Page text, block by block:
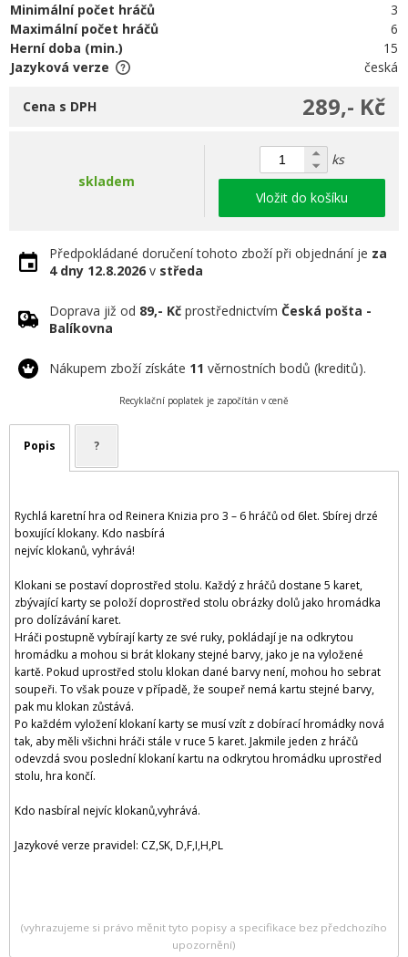
Minimální počet hráčů
3
Maximální počet hráčů
6
Herní doba (min.)
15
Jazyková verze
česká
289,- Kč
Cena s DPH
skladem
ks
Vložit do košíku
Předpokládané doručení tohoto zboží při objednání je za
4 dny 12.8.2026 v středa
Doprava již od 89,- Kč prostřednictvím Česká pošta -
Balíkovna
Nákupem zboží získáte 11 věrnostních bodů (kreditů).
Recyklační poplatek je započítán v ceně
Popis ?
Rychlá karetní hra od Reinera Knizia pro 3 – 6 hráčů od 6let. Sbírej drzé
boxující klokany. Kdo nasbírá
nejvíc klokanů, vyhrává!
Klokani se postaví doprostřed stolu. Každý z hráčů dostane 5 karet,
zbývající karty se položí doprostřed stolu obrázky dolů jako hromádka
pro dolízávání karet.
Hráči postupně vybírají karty ze své ruky, pokládají je na odkrytou
hromádku a mohou si brát klokany stejné barvy, jako je na vyložené
kartě. Pokud uprostřed stolu klokan dané barvy není, mohou ho sebrat
soupeři. To však pouze v případě, že soupeř nemá kartu stejné barvy,
pak mu klokan zůstává.
Po každém vyložení klokaní karty se musí vzít z dobírací hromádky nová
tak, aby měli všichni hráči stále v ruce 5 karet. Jakmile jeden z hráčů
odevzdá svou poslední klokaní kartu na odkrytou hromádku uprostřed
stolu, hra končí.
Kdo nasbíral nejvíc klokanů,vyhrává.
Jazykové verze pravidel: CZ,SK, D,F,I,H,PL
(vyhrazujeme si právo měnit tyto popisy a specifikace bez předchozího
upozornění)